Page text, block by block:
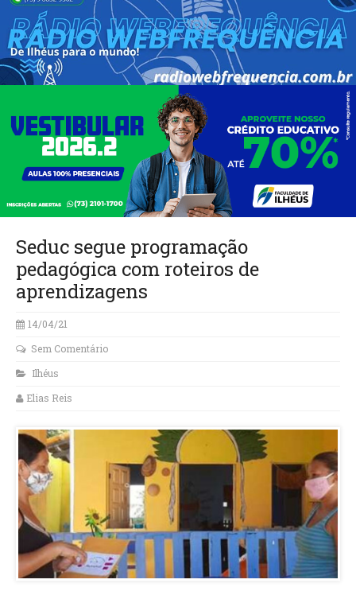
Seduc segue programação
pedagógica com roteiros de
aprendizagens
14/04/21
Sem Comentário
Ilhéus
Elias Reis